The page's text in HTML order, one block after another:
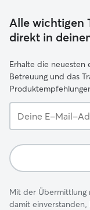
Alle wichtigen
direkt in
Erhalte die neuesten
Betreuung und das
E-
Adresse …
Mit der Übermittlung
damit einverstanden,